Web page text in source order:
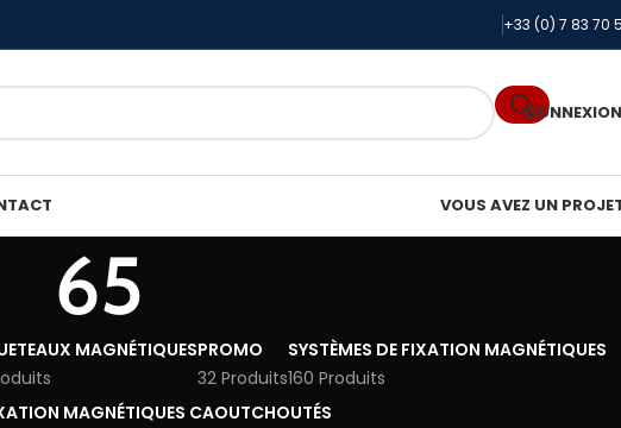
+33 (0) 7 83 70
VOUS AVEZ UN
65
MAGNÉTIQUESPROMO
32 Produits
SYSTÈMES DE FIXATION MAGNÉTIQUES
160 Produits
MAGNÉTIQUES CAOUTCHOUTÉS